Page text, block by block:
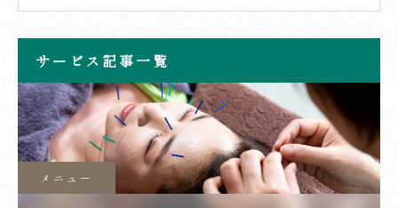
サービス記事一覧
メニュー